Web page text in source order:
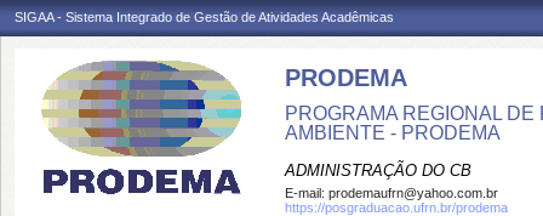
SIGAA - Sistema Integrado de Gestão de Atividades Acadêmicas
PRODEMA
PROGRAMA REGIONAL
AMBIENTE - PRODEMA
ADMINISTRAÇÃO DO CB
E-mail: prodemaufrn@yahoo.com.br
https://posgraduacao.ufrn.br/prodema